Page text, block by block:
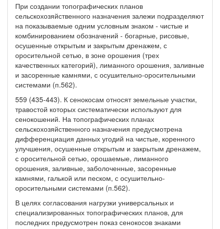
При создании топографических планов
сельскохозяйственного назначения залежи подразделяют
на показываемые одним условным знаком - чистые и
комбинированием обозначений - богарные, рисовые,
осушенные открытым и закрытым дренажем, с
оросительной сетью, в зоне орошения (трех
качественных категорий), лиманного орошения, заливные
и засоренные камнями, с осушительно-оросительными
системами (п.562).
559 (435-443). К сенокосам относят земельные участки,
травостой которых систематически используют для
сенокошений. На топографических планах
сельскохозяйственного назначения предусмотрена
дифференциация данных угодий на чистые, коренного
улучшения, осушенные открытым и закрытым дренажем,
с оросительной сетью, орошаемые, лиманного
орошения, заливные, заболоченные, засоренные
камнями, галькой или песком, с осушительно-
оросительными системами (п.562).
В целях согласования нагрузки универсальных и
специализированных топографических планов, для
последних предусмотрен показ сенокосов знаками